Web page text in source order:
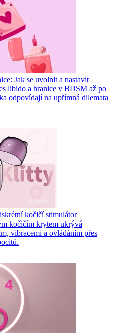
Jak se uvolnit a nastavit
libido a hranice v BDSM až po
odpovídají na upřímná dilemata
kočičí stimulátor
kočičím krytem ukrývá
vibracemi a ovládáním přes